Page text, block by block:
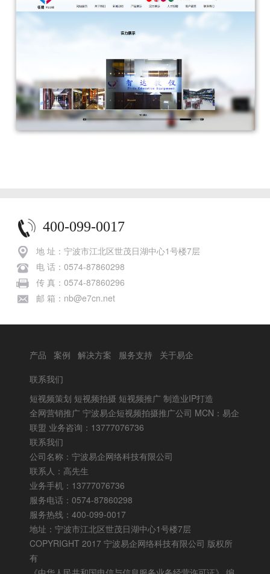
400-099-0017
地 址：宁波市江北区世茂日湖中心1号楼7层
电 话：0574-87860298
传 真：0574-87860296
邮 箱：nb@e7cn.net
产品 案例 解决方案 服务支持
关于易企
联系我们
短视频策划 短视频拍摄 短视频推广 制造业IP打造
全网营销推广 宁波易企短视频拍摄推广公司 MCN：易企
联盟 业务咨询：13777076736
联系我们
公司名称：宁波易企网络科技有限公司
联系人：高先生
业务手机：13777076736
服务电话：0574-87860298
服务热线：400-099-0017
地址：宁波市江北区世茂日湖中心1号楼7层
COPYRIGHT 2017 宁波易企网络科技有限公司 版权所
有